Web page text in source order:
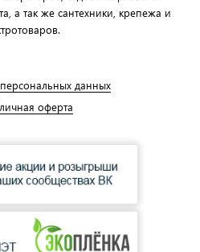
а так же сантехники, крепежа и
данных
оферта